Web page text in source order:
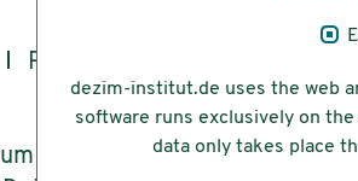
Privacy
für Integrations-
dezim-institut.de uses the web
software runs exclusively on
data only takes place